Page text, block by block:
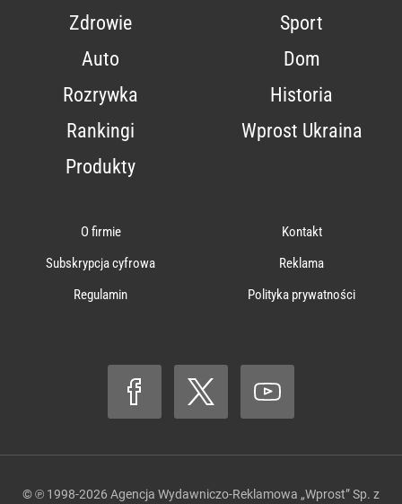
Zdrowie
Sport
Auto
Dom
Rozrywka
Historia
Rankingi
Wprost Ukraina
Produkty
O firmie
Kontakt
Subskrypcja cyfrowa
Reklama
Regulamin
Polityka prywatności
© ℗ 1998-2026 Agencja Wydawniczo-Reklamowa „Wprost” Sp. z